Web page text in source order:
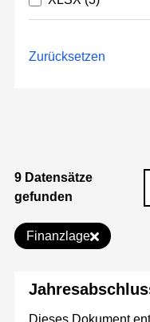
Zurücksetzen
9 Datensätze
gefunden
Finanzlage